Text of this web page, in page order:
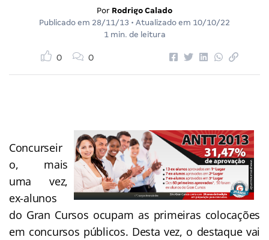
Por Rodrigo Calado
Publicado em 28/11/13 • Atualizado em 10/10/22
1 min. de leitura
0 0
Concurseir
o, mais
uma vez,
ex-alunos
do Gran Cursos ocupam as primeiras colocações
em concursos públicos. Desta vez, o destaque vai